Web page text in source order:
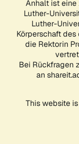
Anhalt ist
Luther-
Luther-
Körperschaft
die Rektorin
Bei Rückfragen
an
This website